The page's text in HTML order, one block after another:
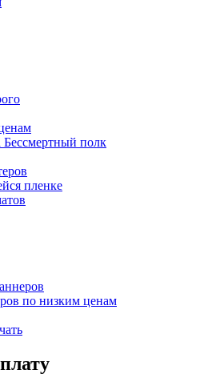
полк
пленке
по низким ценам